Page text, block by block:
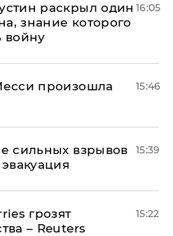
раскрыл один
знание которого
войну
16:05
произошла
15:46
сильных взрывов
15:39
грозят
– Reuters
15:22